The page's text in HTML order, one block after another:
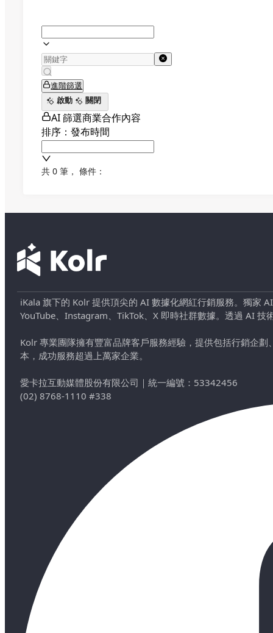
進階篩選
啟動
關閉
AI 篩選商業合作內容
排序：發布時間
共 0 筆 ， 條件：
iKala 旗下的 Kolr 提供頂尖的 AI 數據化網紅行銷服務。獨家
YouTube、Instagram、TikTok、X 即時社群數據。透過 AI
Kolr 專業團隊擁有豐富品牌客戶服務經驗，提供包括行銷企
本，成功服務超過上萬家企業。
愛卡拉互動媒體股份有限公司 ｜ 統一編號：53342456
(02) 8768-1110 #338